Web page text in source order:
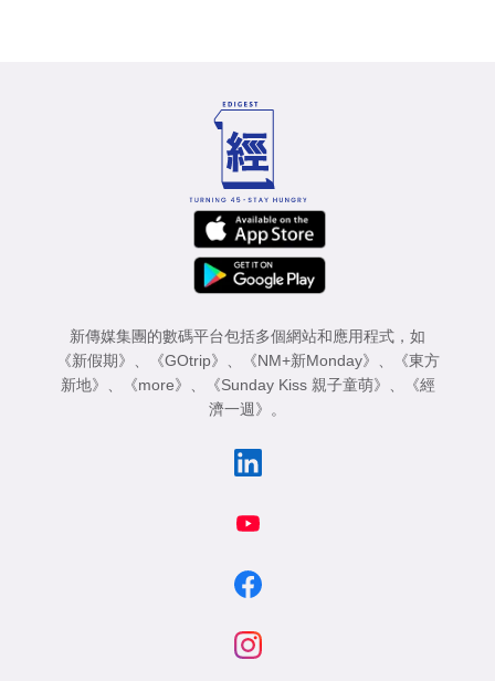
新傳媒集團的數碼平台包括多個網站和應用程式，如
《新假期》
《GOtrip》 《NM+新Monday》
《東方
新地》
《more》 《Sunday Kiss 親子童萌》
《經
濟一週》
。